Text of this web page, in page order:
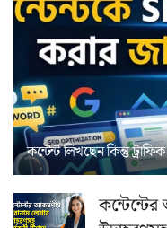
কন্টেন্ট লিখছেন কিন্তু